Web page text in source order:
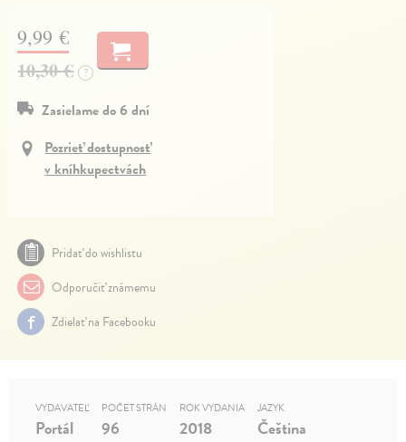
9,99 €
10,30 € ?
Zasielame do 6 dní
Pozrieť dostupnosť
v kníhkupectvách
Pridať do wishlistu
Odporučiť známemu
Zdielať na Facebooku
VYDAVATEĽ
Portál
POČET STRÁN
96
ROK VYDANIA
2018
JAZYK
Čeština